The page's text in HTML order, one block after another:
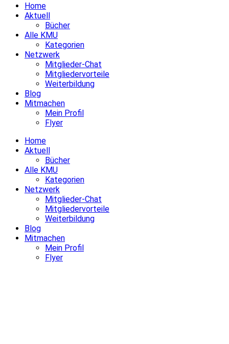
Home
Aktuell
Bücher
Alle KMU
Kategorien
Netzwerk
Mitglieder-Chat
Mitgliedervorteile
Weiterbildung
Blog
Mitmachen
Mein Profil
Flyer
Home
Aktuell
Bücher
Alle KMU
Kategorien
Netzwerk
Mitglieder-Chat
Mitgliedervorteile
Weiterbildung
Blog
Mitmachen
Mein Profil
Flyer